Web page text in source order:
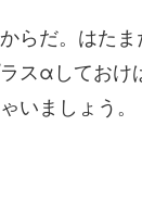
らだ。はた
スαしてお
いましょう。